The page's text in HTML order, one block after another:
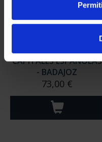
CAPITALES ESPAÑOLAS
- BADAJOZ
73,00 €